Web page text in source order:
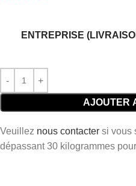
ENTREPRISE
AJOUTER
Veuillez nous contacter si vous
dépassant 30 kilogrammes